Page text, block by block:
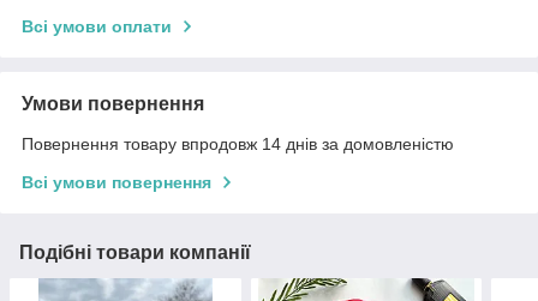
Всі умови оплати
Умови повернення
Повернення товару впродовж 14 днів за домовленістю
Всі умови повернення
Подібні товари компанії